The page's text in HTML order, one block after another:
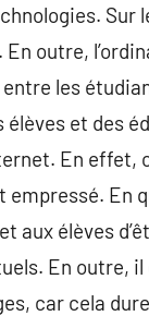
Sur
outre,
les
et des
En
En
aux élèves
En outre,
car cela